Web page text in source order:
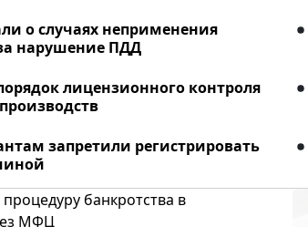
о случаях неприменения
нарушение ПДД
лицензионного контроля
запретили регистрировать
банкротства в
МФЦ